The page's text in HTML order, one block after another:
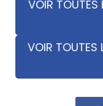
VOIR TOUTES
VOIR TOUTES